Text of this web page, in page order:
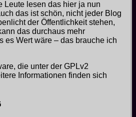
Leute lesen das hier ja nun
das ist schön, nicht jeder Blog
der Öffentlichkeit stehen,
das durchaus mehr
es Wert wäre – das brauche ich
die unter der GPLv2
Informationen finden sich